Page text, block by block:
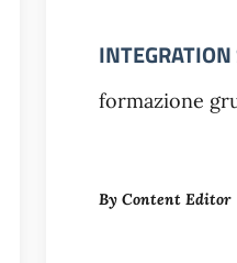
GIOCHI SPORTIVI
INTEGRATION
formazione
By Content Editor